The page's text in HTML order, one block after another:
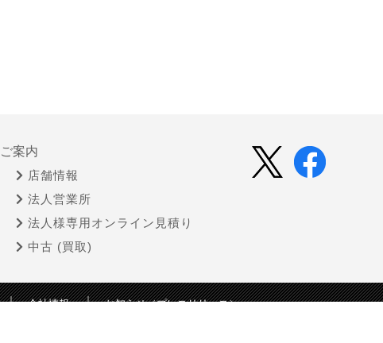
ご案内
店舗情報
法人営業所
法人様専用オンライン見積り
中古 (買取)
会社情報 お知らせ（プレスリリース）